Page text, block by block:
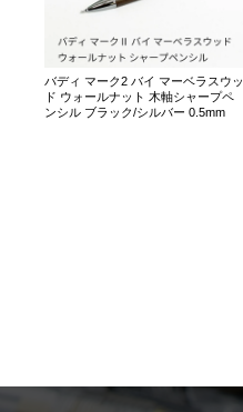
バディ マーク2 バイ マーベラスウッ
ド ウォールナット 木軸シャープペ
ンシル ブラック/シルバー 0.5mm